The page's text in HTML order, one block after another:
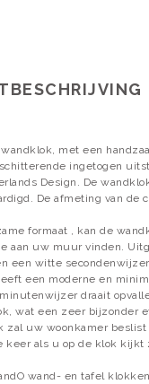
met een
ingetogen
Design. De
De afmeting van de
formaat , kan de
aan uw muur vinden.
een witte
een moderne en
draait
wat een zeer bijzonder
zal uw woonkamer
keer als u op de klok kijkt
wand- en tafel